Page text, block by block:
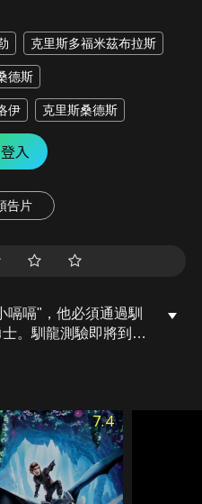
克里斯多福米茲布拉斯
德斯
伊 克里斯桑德斯
入
告片
嗝嗝"，他必須通過馴
。馴龍測驗即將到
，小嗝嗝的世界將從
7.4